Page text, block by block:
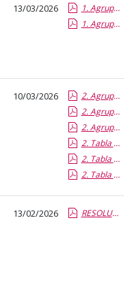
13/03/2026
1. Agrupacion 2_Relacion PROVISIONAL de Admitidos y Excluidos.report.pdf.pdf
1. Agrupacion 1_Relacion PROVISIONAL de Admitidos y Excluidos.report.pdf.pdf
10/03/2026
2. Agrupacion 1_Relacion DEFINITIVA de Admitidos y Excluidos.report.pdf.pdf
2. Agrupacion 2_Relacion DEFINITIVA de Admitidos y Excluidos.report.pdf.pdf
2. Agrupacion 3_Relacion DEFINITIVA de Admitidos y Excluidos.report.pdf.pdf
2. Tabla con Valoracion de meritos_Ciencias Agrupacion 1.report.pdf.pdf
2. Tabla con Valoracion de meritos_Ciencias Agrupacion 2.report.pdf.pdf
2. Tabla con Valoracion de meritos_Ciencias Agrupacion 3.report.pdf.pdf
13/02/2026 RESOLUCION Pisos solidarios 2025 prorroga.report.pdf.pdf